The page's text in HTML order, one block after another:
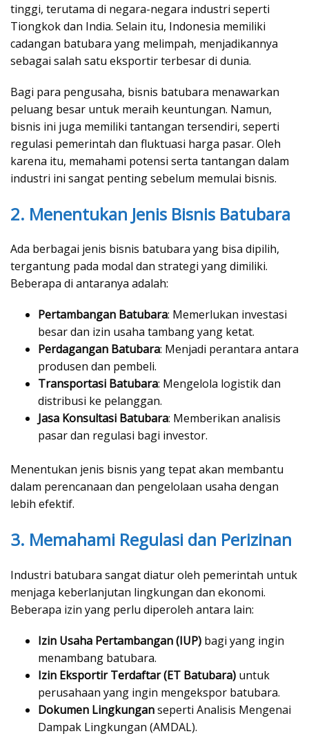
tinggi, terutama di negara-negara industri seperti
Tiongkok dan India. Selain itu, Indonesia memiliki
cadangan batubara yang melimpah, menjadikannya
sebagai salah satu eksportir terbesar di dunia.
Bagi para pengusaha, bisnis batubara menawarkan
peluang besar untuk meraih keuntungan. Namun,
bisnis ini juga memiliki tantangan tersendiri, seperti
regulasi pemerintah dan fluktuasi harga pasar. Oleh
karena itu, memahami potensi serta tantangan dalam
industri ini sangat penting sebelum memulai bisnis.
2. Menentukan Jenis Bisnis Batubara
Ada berbagai jenis bisnis batubara yang bisa dipilih,
tergantung pada modal dan strategi yang dimiliki.
Beberapa di antaranya adalah:
Pertambangan Batubara: Memerlukan investasi
besar dan izin usaha tambang yang ketat.
Perdagangan Batubara: Menjadi perantara antara
produsen dan pembeli.
Transportasi Batubara: Mengelola logistik dan
distribusi ke pelanggan.
Jasa Konsultasi Batubara: Memberikan analisis
pasar dan regulasi bagi investor.
Menentukan jenis bisnis yang tepat akan membantu
dalam perencanaan dan pengelolaan usaha dengan
lebih efektif.
3. Memahami Regulasi dan Perizinan
Industri batubara sangat diatur oleh pemerintah untuk
menjaga keberlanjutan lingkungan dan ekonomi.
Beberapa izin yang perlu diperoleh antara lain:
Izin Usaha Pertambangan (IUP) bagi yang ingin
menambang batubara.
Izin Eksportir Terdaftar (ET Batubara) untuk
perusahaan yang ingin mengekspor batubara.
Dokumen Lingkunganseperti Analisis Mengenai
Dampak Lingkungan (AMDAL).